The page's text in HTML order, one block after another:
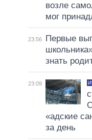
возле
мог
23:56
Первые
знать
23:09
«адские
за день